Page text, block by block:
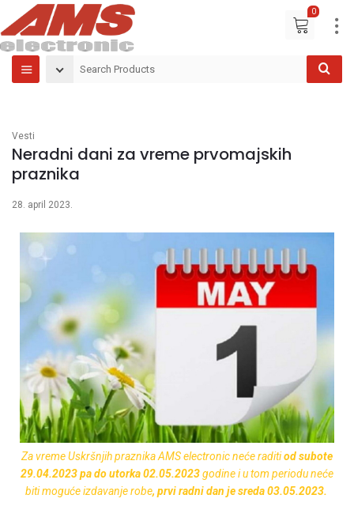
0
Vesti
Neradni dani za vreme prvomajskih
praznika
28. april 2023.
Za vreme Uskršnjih praznika AMS electronic neće raditiod subote
29.04.2023 pa do utorka 02.05.2023godinei u tom periodu neće
biti moguće izdavanje robe, prvi radni dan je sreda 03.05.2023.